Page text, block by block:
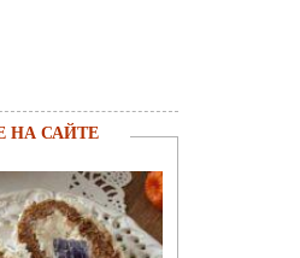
НА САЙТЕ